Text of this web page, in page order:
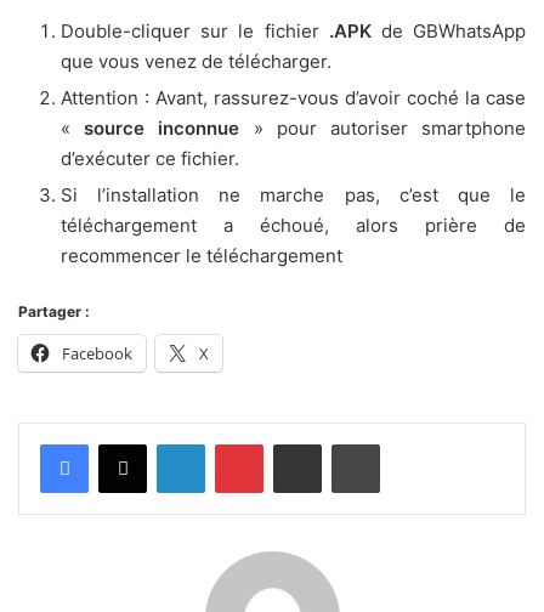
Double-cliquer sur le fichier .APKde GBWhatsApp
que vous venez de télécharger.
Attention : Avant, rassurez-vous d’avoir coché la case
«source inconnue » pour autoriser smartphone
d’exécuter ce fichier.
Si l’installation ne marche pas, c’est que le
téléchargement a échoué, alors prière de
recommencer le téléchargement
Partager :
Facebook X
LinkedinPinterestPartager par email Imprimer